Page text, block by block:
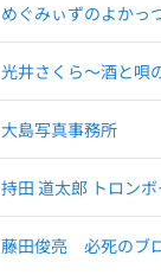
めぐみぃずのよかっ
光井さくら～酒と唄
大島写真事務所
持田 道太郎 トロン
藤田俊亮 必死のブ